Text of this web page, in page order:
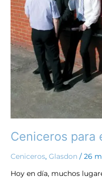
Ceniceros para
Ceniceros,Glasdon /26
Hoy en día, muchos